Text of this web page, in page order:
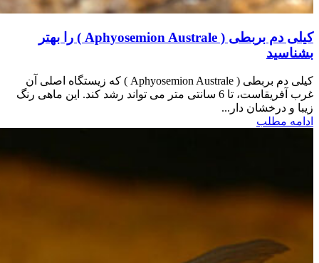
کیلی دم بربطی ( Aphyosemion Australe ) را بهتر
بشناسید
کیلی دم بربطی ( Aphyosemion Australe ) که زیستگاه اصلی آن
غرب آفریقاست، تا 6 سانتی متر می تواند رشد کند. این ماهی رنگ
زیبا و درخشان دار...
ادامه مطلب